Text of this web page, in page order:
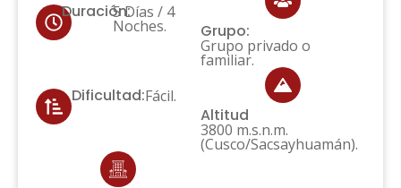
Duración:5 Días / 4
Noches. Grupo:
Grupo privado o
familiar.
Dificultad:Fácil.
Altitud
3800 m.s.n.m.
(Cusco/Sacsayhuamán).